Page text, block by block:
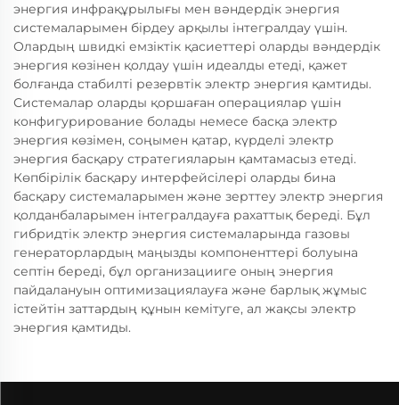
энергия инфрақұрылығы мен вәндердік энергия
системаларымен бірдеу арқылы інтегралдау үшін.
Олардың швидкі емзіктік қасиеттері оларды вәндердік
энергия көзінен қолдау үшін идеалды етеді, қажет
болғанда стабилті резервтік электр энергия қамтиды.
Системалар оларды қоршаған операциялар үшін
конфигурирование болады немесе басқа электр
энергия көзімен, соңымен қатар, күрделі электр
энергия басқару стратегияларын қамтамасыз етеді.
Көпбірілік басқару интерфейсілері оларды бина
басқару системаларымен және зерттеу электр энергия
қолданбаларымен інтегралдауға рахаттық береді. Бұл
гибридтік электр энергия системаларында газовы
генераторлардың маңызды компоненттері болуына
септін береді, бұл организацииге оның энергия
пайдалануын оптимизациялауға және барлық жұмыс
істейтін заттардың құнын кемітуге, ал жақсы электр
энергия қамтиды.